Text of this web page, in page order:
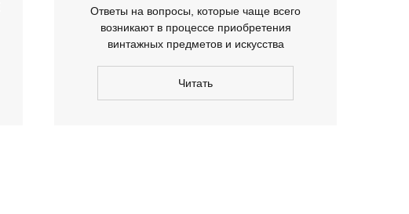
Ответы на вопросы, которые чаще всего
возникают в процессе приобретения
винтажных предметов и искусства
Читать